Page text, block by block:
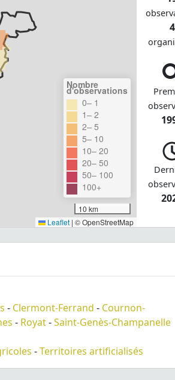
Nombre
d'observations
0– 1
1– 2
2– 5
5– 10
10– 20
20– 50
50– 100
100+
10 km
Leaflet | © OpenStreetMap
4
- Clermont-Ferrand - Cournon-
- Royat-Saint-Genès-Champanelle
-Territoires artificialisés